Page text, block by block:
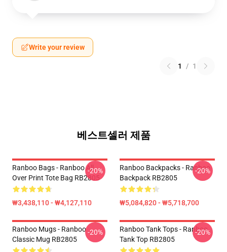
Write your review
1 / 1
베스트셀러 제품
Ranboo Bags - Ranboo All
Over Print Tote Bag RB2805
₩3,438,110 - ₩4,127,110
-20%
Ranboo Backpacks - Ranboo
Backpack RB2805
₩5,084,820 - ₩5,718,700
-20%
Ranboo Mugs - Ranboo
Classic Mug RB2805
-20%
Ranboo Tank Tops - Ranboo
Tank Top RB2805
-20%